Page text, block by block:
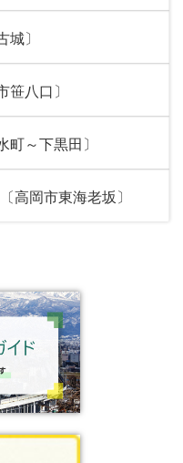
城〕
笹八口〕
町～下黒田〕
高岡市東海老坂〕